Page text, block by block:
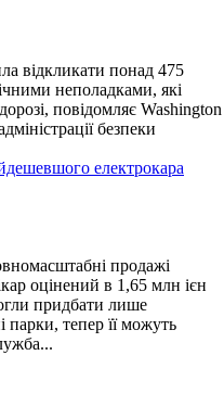
відкликати понад 475
неполадками, які
повідомляє Washington
безпеки
електрокара
продажі
оцінений в 1,65 млн ієн
придбати лише
парки, тепер її можуть